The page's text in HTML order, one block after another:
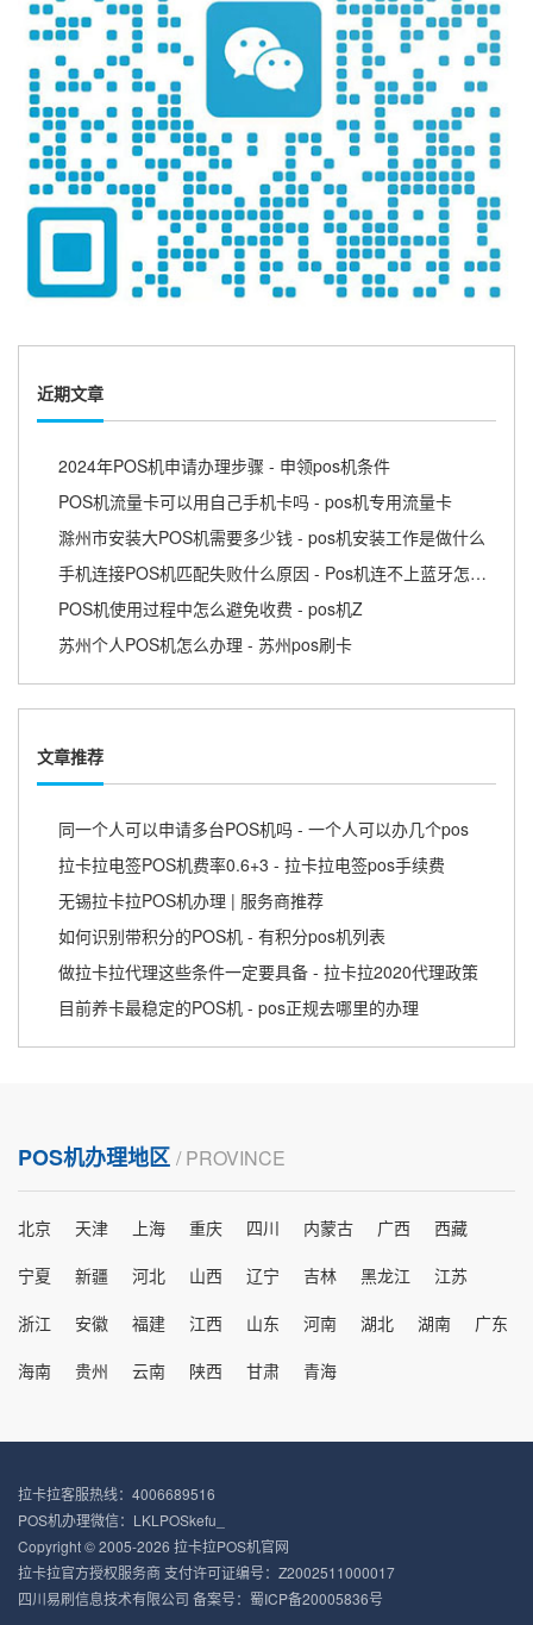
近期文章
2024年POS机申请办理步骤 - 申领pos机条件
POS机流量卡可以用自己手机卡吗 - pos机专用流量卡
滁州市安装大POS机需要多少钱 - pos机安装工作是做什么
手机连接POS机匹配失败什么原因 - Pos机连不上蓝牙怎么回事
POS机使用过程中怎么避免收费 - pos机Z
苏州个人POS机怎么办理 - 苏州pos刷卡
文章推荐
同一个人可以申请多台POS机吗 - 一个人可以办几个pos
拉卡拉电签POS机费率0.6+3 - 拉卡拉电签pos手续费
无锡拉卡拉POS机办理 | 服务商推荐
如何识别带积分的POS机 - 有积分pos机列表
做拉卡拉代理这些条件一定要具备 - 拉卡拉2020代理政策
目前养卡最稳定的POS机 - pos正规去哪里的办理
POS机办理地区 / PROVINCE
北京 天津 上海 重庆 四川 内蒙古 广西
西藏
宁夏
新疆 河北 山西 辽宁 吉林 黑龙江
江苏
浙江
安徽 福建 江西 山东 河南 湖北 湖南
广东
海南
贵州 云南 陕西 甘肃 青海
拉卡拉客服热线：4006689516
POS机办理微信：LKLPOSkefu_
Copyright © 2005-2026 拉卡拉POS机官网
拉卡拉官方授权服务商 支付许可证编号：Z2002511000017
四川易刷信息技术有限公司 备案号： 蜀ICP备20005836号